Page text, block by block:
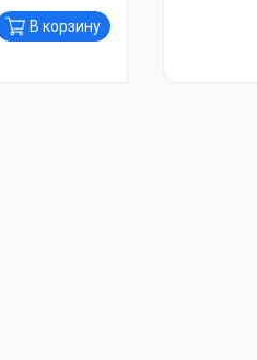
В корзину